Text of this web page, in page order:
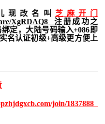
现改名叫 芝麻开门
XgRDAQ8 注册成功之
定，大陆号码输入+086即
名认证初级+高级更方便上
join/1837888